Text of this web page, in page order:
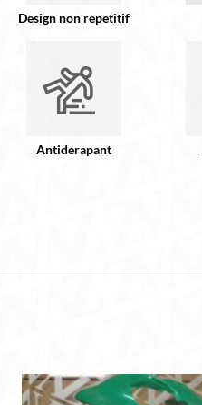
Design non repetitif
Antiderapant